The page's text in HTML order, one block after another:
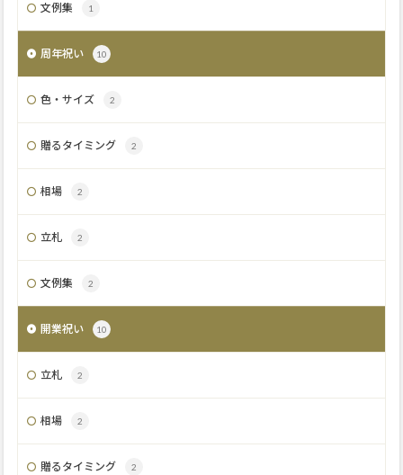
文例集 1
周年祝い 10
色・サイズ 2
贈るタイミング 2
相場 2
立札 2
文例集 2
開業祝い 10
立札 2
相場 2
贈るタイミング 2